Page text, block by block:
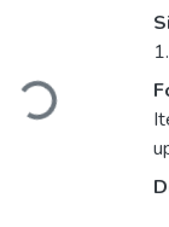
Loading...